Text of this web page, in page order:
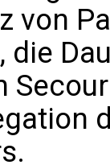
von
die